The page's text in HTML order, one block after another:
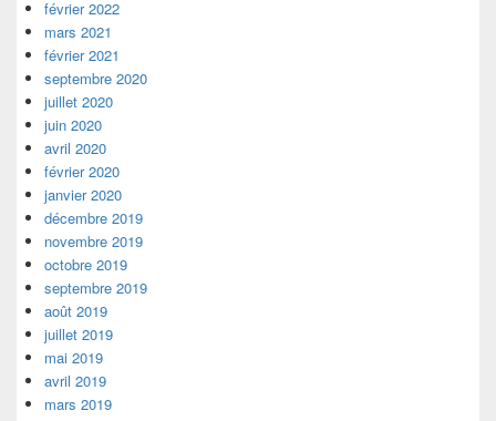
février 2022
mars 2021
février 2021
septembre 2020
juillet 2020
juin 2020
avril 2020
février 2020
janvier 2020
décembre 2019
novembre 2019
octobre 2019
septembre 2019
août 2019
juillet 2019
mai 2019
avril 2019
mars 2019